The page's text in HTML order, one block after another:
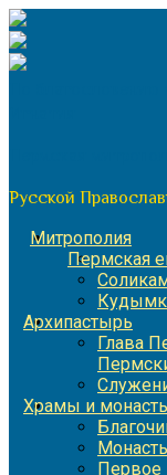
Перейти
к
содержимому
Русской
Митрополия
Пермская
Архипастырь
Глава
Храмы и
Первое